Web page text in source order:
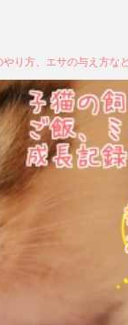
り方、エサの与え方な